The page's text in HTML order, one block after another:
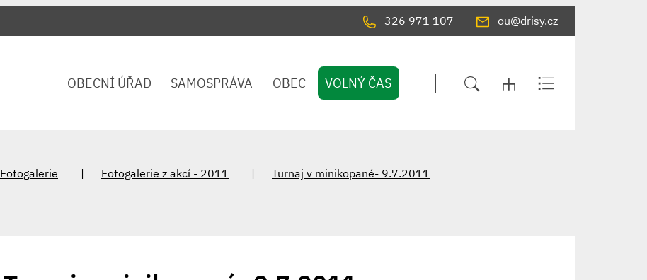
326 971 107 ou@drisy.cz
OBECNÍ ÚŘAD SAMOSPRÁVA OBEC VOLNÝ ČAS
Fotogalerie Fotogalerie z akcí - 2011
Turnaj v minikopané- 9.7.2011